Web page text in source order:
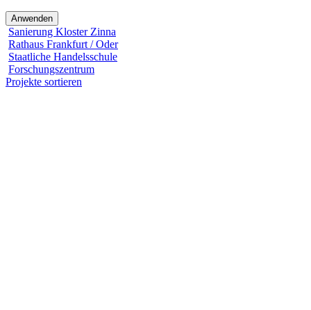
Sanierung Kloster Zinna
Rathaus Frankfurt / Oder
Staatliche Handelsschule
Forschungszentrum
Projekte sortieren